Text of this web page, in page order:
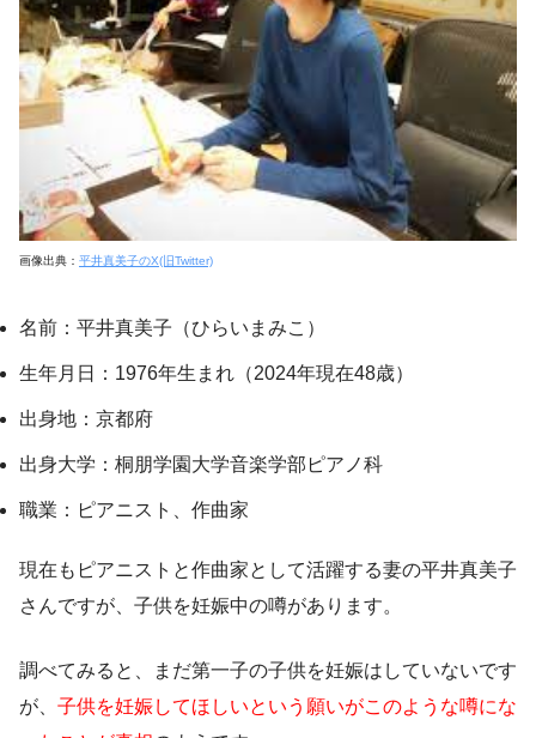
画像出典： 平井真美子のX(旧Twitter)
名前：平井真美子（ひらいまみこ）
生年月日：1976年生まれ（2024年現在48歳）
出身地：京都府
出身大学：桐朋学園大学音楽学部ピアノ科
職業：ピアニスト、作曲家
現在もピアニストと作曲家として活躍する妻の平井真美子
さんですが、子供を妊娠中の噂があります。
調べてみると、まだ第一子の子供を妊娠はしていないです
が、 子供を妊娠してほしいという願いがこのような噂にな